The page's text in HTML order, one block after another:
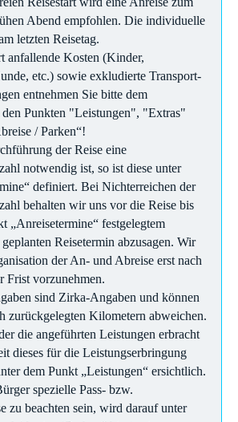
Abend empfohlen. Die individuelle
letzten Reisetag.
anfallende Kosten (Kinder,
etc.) sowie exkludierte Transport-
entnehmen Sie bitte dem
Punkten "Leistungen", "Extras"
/ Parken“!
der Reise eine
notwendig ist, so ist diese unter
definiert. Bei Nichterreichen der
behalten wir uns vor die Reise bis
„Anreisetermine“ festgelegtem
Reisetermin abzusagen. Wir
der An- und Abreise erst nach
Frist vorzunehmen.
sind Zirka-Angaben und können
zurückgelegten Kilometern abweichen.
die angeführten Leistungen erbracht
dieses für die Leistungserbringung
dem Punkt „Leistungen“ ersichtlich.
spezielle Pass- bzw.
zu beachten sein, wird darauf unter